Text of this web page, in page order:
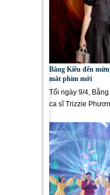
Bằng Kiều đến
mắt phim mới
Tối ngày 9/4,
ca sĩ Trizzie